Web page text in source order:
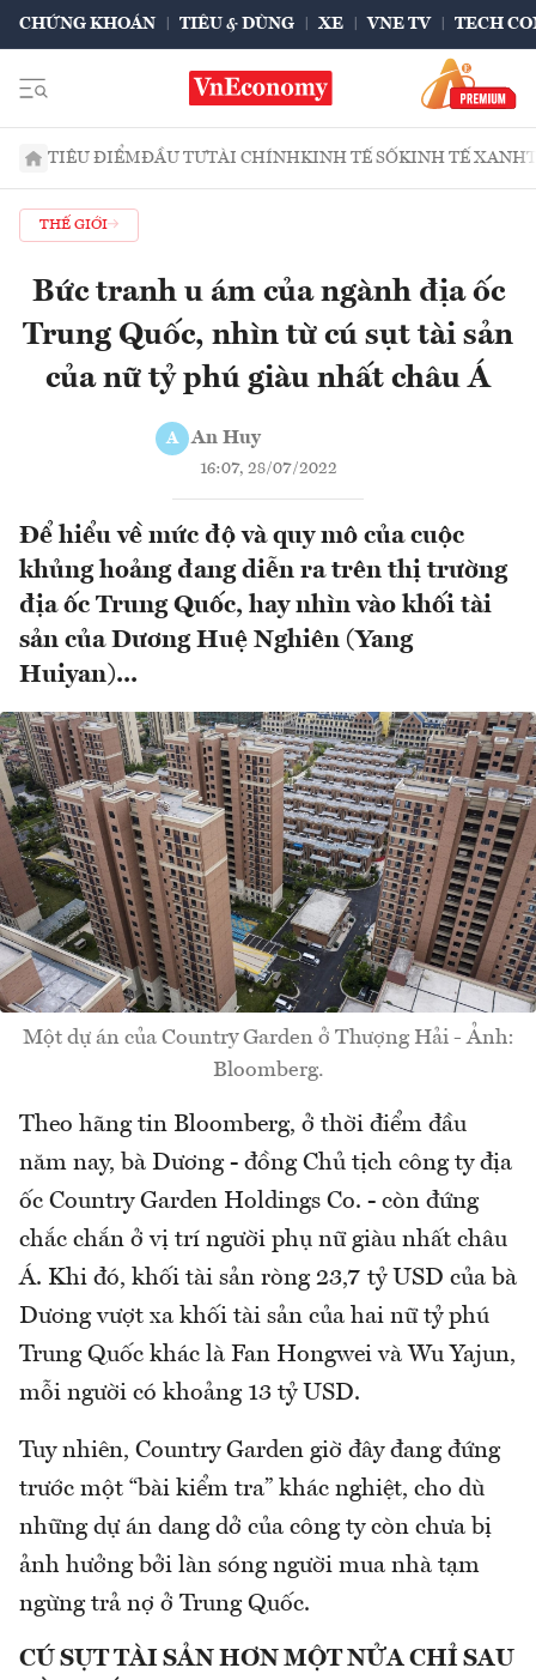
CHỨNG KHOÁN TIÊU & DÙNG XE VNE TV TECH
TIÊU ĐIỂMĐẦU TƯTÀI CHÍNHKINH TẾ SỐKINH TẾ XANH
THẾ GIỚI
Bức tranh u ám của ngành địa ốc
Trung Quốc, nhìn từ cú sụt tài sản
của nữ tỷ phú giàu nhất châu Á
A An Huy
16:07, 28/07/2022
Để hiểu về mức độ và quy mô của cuộc
khủng hoảng đang diễn ra trên thị trường
địa ốc Trung Quốc, hay nhìn vào khối tài
sản của Dương Huệ Nghiên (Yang
Huiyan)...
Một dự án của Country Garden ở Thượng Hải - Ảnh:
Bloomberg.
Theo hãng tin Bloomberg, ở thời điểm đầu
năm nay, bà Dương - đồng Chủ tịch công ty địa
ốc Country Garden Holdings Co. - còn đứng
chắc chắn ở vị trí người phụ nữ giàu nhất châu
Á. Khi đó, khối tài sản ròng 23,7 tỷ USD của bà
Dương vượt xa khối tài sản của hai nữ tỷ phú
Trung Quốc khác là Fan Hongwei và Wu Yajun,
mỗi người có khoảng 13 tỷ USD.
Tuy nhiên, Country Garden giờ đây đang đứng
trước một “bài kiểm tra” khác nghiệt, cho dù
những dự án dang dở của công ty còn chưa bị
ảnh hưởng bởi làn sóng người mua nhà tạm
ngừng trả nợ ở Trung Quốc.
CÚ SỤT TÀI SẢN HƠN MỘT NỬA CHỈ SAU